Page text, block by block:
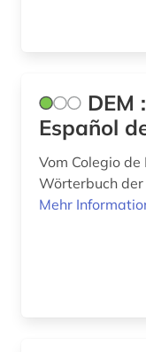
DEM
Español
Vom Colegio
Wörterbuch der
Mehr